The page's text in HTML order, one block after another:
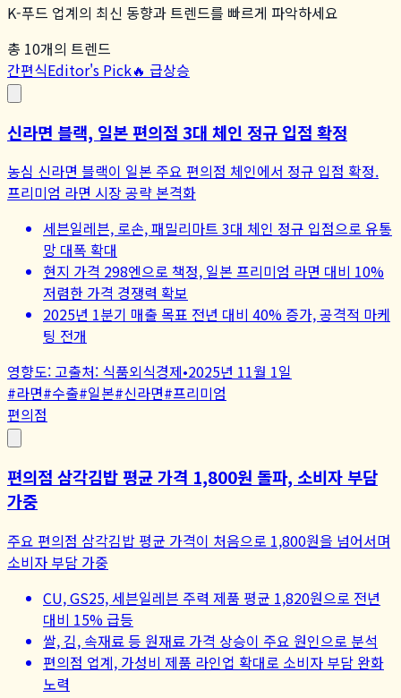
K-푸드 업계의 최신 동향과 트렌드를 빠르게 파악하세요
총 10개의 트렌드
간편식Editor's Pick🔥 급상승
신라면 블랙, 일본 편의점 3대 체인 정규 입점 확정
농심 신라면 블랙이 일본 주요 편의점 체인에서 정규 입점 확정.
프리미엄 라면 시장 공략 본격화
세븐일레븐, 로손, 패밀리마트 3대 체인 정규 입점으로 유통
망 대폭 확대
현지 가격 298엔으로 책정, 일본 프리미엄 라면 대비 10%
저렴한 가격 경쟁력 확보
2025년 1분기 매출 목표 전년 대비 40% 증가, 공격적 마케
팅 전개
영향도:고출처: 식품외식경제•2025년 11월 1일
#라면#수출#일본#신라면#프리미엄
편의점
편의점 삼각김밥 평균 가격 1,800원 돌파, 소비자 부담
가중
주요 편의점 삼각김밥 평균 가격이 처음으로 1,800원을 넘어서며
소비자 부담 가중
CU, GS25, 세븐일레븐 주력 제품 평균 1,820원으로 전년
대비 15% 급등
쌀, 김, 속재료 등 원재료 가격 상승이 주요 원인으로 분석
편의점 업계, 가성비 제품 라인업 확대로 소비자 부담 완화
노력